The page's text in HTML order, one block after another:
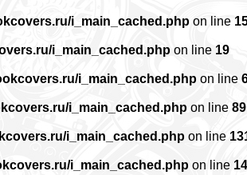
i_main_cached.php on line
i_main_cached.php on line 19
i_main_cached.php on line
i_main_cached.php on line 89
i_main_cached.php on line
i_main_cached.php on line